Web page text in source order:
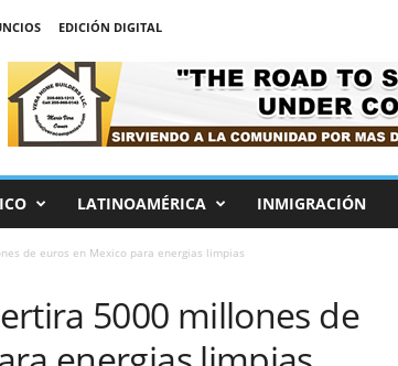
EDICIÓN DIGITAL
LATINOAMÉRICA INMIGRACIÓN
de euros en Mexico para energias limpias
5000 millones de